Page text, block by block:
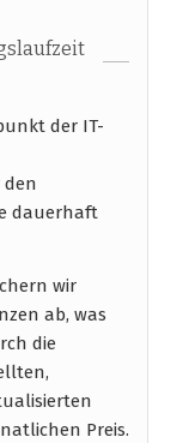
der IT-
den
dauerhaft
wir
ab, was
die
Preis.